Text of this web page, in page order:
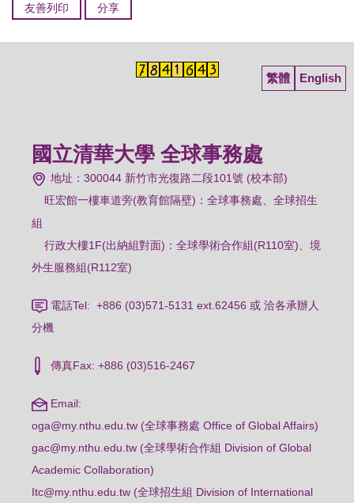
友善列印 分享
繁體 English
國立清華大學 全球事務處
地址：300044 新竹市光復路二段101號 (校本部)
旺宏館一樓車道旁(教育館隔壁)：全球事務處、全球招生
組
行政大樓1F(出納組對面)：全球學術合作組(R110室)、境
外生服務組(R112室)
電話Tel: +886 (03)571-5131 ext.62456 或 洽各承辦人
分機
傳真Fax: +886 (03)516-2467
Email:
oga@my.nthu.edu.tw (全球事務處 Office of Global Affairs)
gac@my.nthu.edu.tw (全球學術合作組 Division of Global
Academic Collaboration)
Itc@my.nthu.edu.tw (全球招生組 Division of International